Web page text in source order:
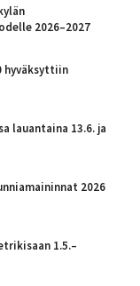
2026–2027
hyväksyttiin
lauantaina 13.6. ja
2026
1.5.–